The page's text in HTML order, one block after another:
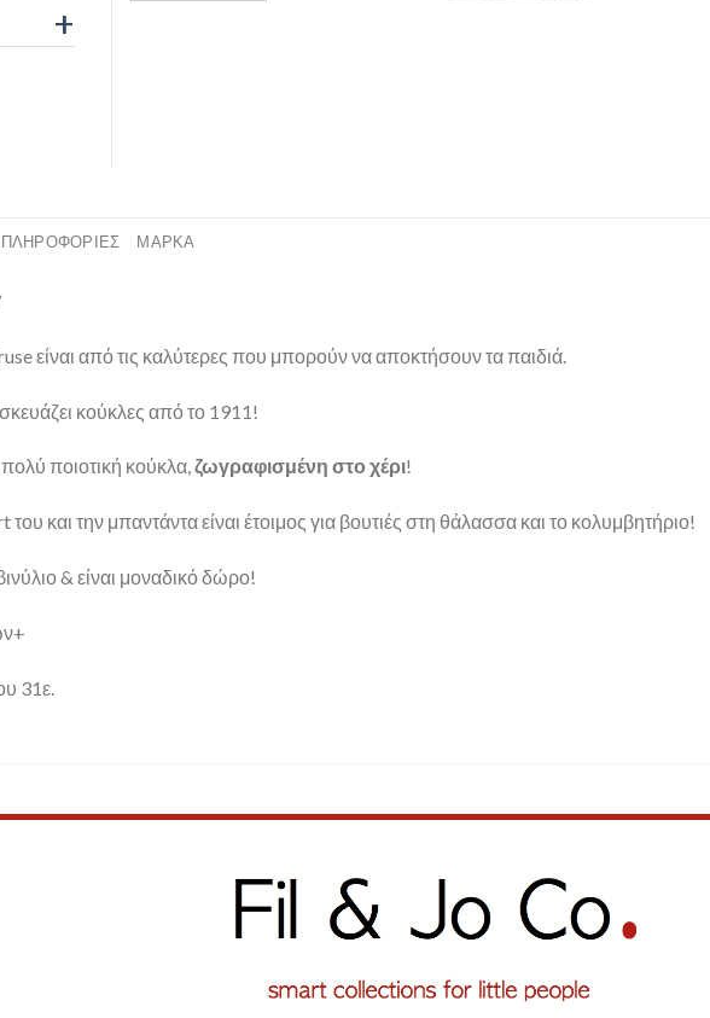
+
ΜΆΡΚΑ
είναι από τις καλύτερες που μπορούν να αποκτήσουν τα παιδιά.
κούκλες από το 1911!
πολύ ποιοτική κούκλα,ζωγραφισμένη στο χέρι!
και την μπαντάντα είναι έτοιμος για βουτιές στη θάλασσα και το κολυμβητήριο!
& είναι μοναδικό δώρο!
31ε.